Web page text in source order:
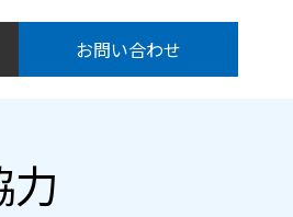
お問い合わせ